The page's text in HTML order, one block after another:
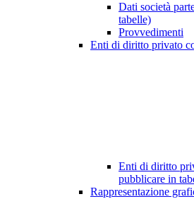
Dati società
tabelle)
Provvedimenti
Enti di diritto privato
Enti di diritto
pubblicare in
Rappresentazione